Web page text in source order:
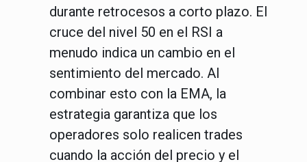
durante retrocesos a corto plazo. El
cruce del nivel 50 en el RSI a
menudo indica un cambio en el
sentimiento del mercado. Al
combinar esto con la EMA, la
estrategia garantiza que los
operadores solo realicen trades
cuando la acción del precio y el